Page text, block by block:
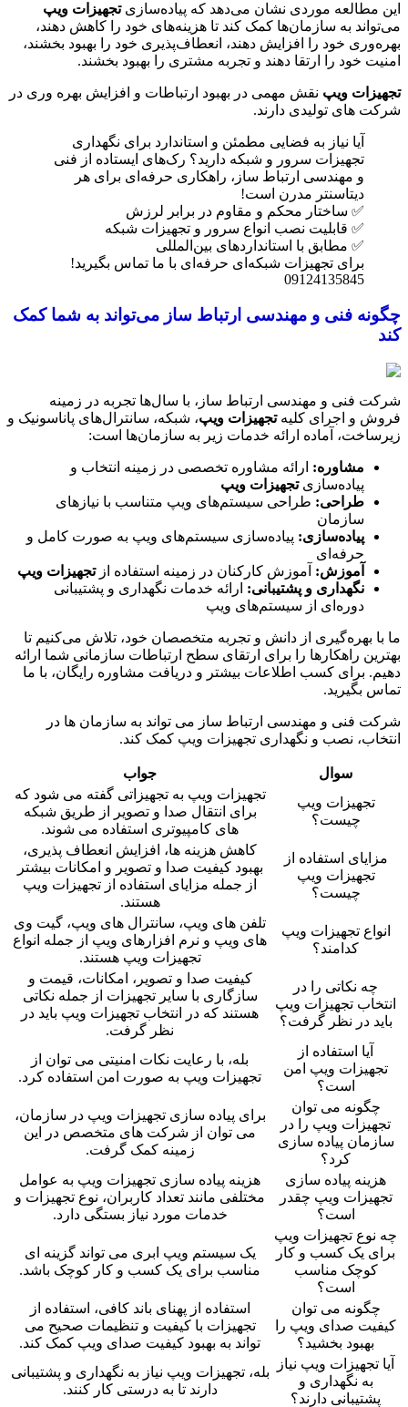
این مطالعه موردی نشان می‌دهد که پیاده‌سازیتجهیزات ویپ
می‌تواند به سازمان‌ها کمک کند تا هزینه‌های خود را کاهش دهند،
بهره‌وری خود را افزایش دهند، انعطاف‌پذیری خود را بهبود بخشند،
امنیت خود را ارتقا دهند و تجربه مشتری را بهبود بخشند.
تجهیزات ویپ نقش مهمی در بهبود ارتباطات و افزایش بهره وری در
شرکت های تولیدی دارند.
آیا نیاز به فضایی مطمئن و استاندارد برای نگهداری
تجهیزات سرور و شبکه دارید؟ رک‌های ایستاده از فنی
و مهندسی ارتباط ساز، راهکاری حرفه‌ای برای هر
دیتاسنتر مدرن است!
✅ ساختار محکم و مقاوم در برابر لرزش
✅ قابلیت نصب انواع سرور و تجهیزات شبکه
✅ مطابق با استانداردهای بین‌المللی
برای تجهیزات شبکه‌ای حرفه‌ای با ما تماس بگیرید!
09124135845
چگونه فنی و مهندسی ارتباط ساز می‌تواند به شما کمک
کند
شرکت فنی و مهندسی ارتباط ساز، با سال‌ها تجربه در زمینه
فروش و اجرای کلیهتجهیزات ویپ، شبکه، سانترال‌های پاناسونیک و
زیرساخت، آماده ارائه خدمات زیر به سازمان‌ها است:
مشاوره: ارائه مشاوره تخصصی در زمینه انتخاب و
پیاده‌سازیتجهیزات ویپ
طراحی: طراحی سیستم‌های ویپ متناسب با نیازهای
سازمان
پیاده‌سازی: پیاده‌سازی سیستم‌های ویپ به صورت کامل و
حرفه‌ای
آموزش: آموزش کارکنان در زمینه استفاده ازتجهیزات ویپ
نگهداری و پشتیبانی: ارائه خدمات نگهداری و پشتیبانی
دوره‌ای از سیستم‌های ویپ
ما با بهره‌گیری از دانش و تجربه متخصصان خود، تلاش می‌کنیم تا
بهترین راهکارها را برای ارتقای سطح ارتباطات سازمانی شما ارائه
دهیم. برای کسب اطلاعات بیشتر و دریافت مشاوره رایگان، با ما
تماس بگیرید.
شرکت فنی و مهندسی ارتباط ساز می تواند به سازمان ها در
انتخاب، نصب و نگهداری تجهیزات ویپ کمک کند.
سوال
جواب
تجهیزات ویپ
چیست؟
تجهیزات ویپ به تجهیزاتی گفته می شود که
برای انتقال صدا و تصویر از طریق شبکه
های کامپیوتری استفاده می شوند.
مزایای استفاده از
تجهیزات ویپ
چیست؟
کاهش هزینه ها، افزایش انعطاف پذیری،
بهبود کیفیت صدا و تصویر و امکانات بیشتر
از جمله مزایای استفاده از تجهیزات ویپ
هستند.
انواع تجهیزات ویپ
کدامند؟
تلفن های ویپ، سانترال های ویپ، گیت وی
های ویپ و نرم افزارهای ویپ از جمله انواع
تجهیزات ویپ هستند.
چه نکاتی را در
انتخاب تجهیزات ویپ
باید در نظر گرفت؟
کیفیت صدا و تصویر، امکانات، قیمت و
سازگاری با سایر تجهیزات از جمله نکاتی
هستند که در انتخاب تجهیزات ویپ باید در
نظر گرفت.
آیا استفاده از
تجهیزات ویپ امن
است؟
بله، با رعایت نکات امنیتی می توان از
تجهیزات ویپ به صورت امن استفاده کرد.
چگونه می توان
تجهیزات ویپ را در
سازمان پیاده سازی
کرد؟
برای پیاده سازی تجهیزات ویپ در سازمان،
می توان از شرکت های متخصص در این
زمینه کمک گرفت.
هزینه پیاده سازی
تجهیزات ویپ چقدر
است؟
هزینه پیاده سازی تجهیزات ویپ به عوامل
مختلفی مانند تعداد کاربران، نوع تجهیزات و
خدمات مورد نیاز بستگی دارد.
چه نوع تجهیزات ویپ
برای یک کسب و کار
کوچک مناسب
است؟
یک سیستم ویپ ابری می تواند گزینه ای
مناسب برای یک کسب و کار کوچک باشد.
چگونه می توان
کیفیت صدای ویپ را
بهبود بخشید؟
استفاده از پهنای باند کافی، استفاده از
تجهیزات با کیفیت و تنظیمات صحیح می
تواند به بهبود کیفیت صدای ویپ کمک کند.
آیا تجهیزات ویپ نیاز
به نگهداری و
پشتیبانی دارند؟
بله، تجهیزات ویپ نیاز به نگهداری و پشتیبانی
دارند تا به درستی کار کنند.